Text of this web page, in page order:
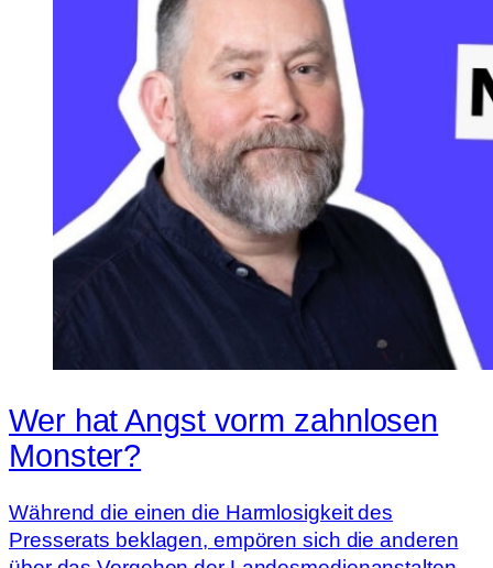
Wer hat Angst vorm zahnlosen
Monster?
Während die einen die Harmlosigkeit des
Presserats beklagen, empören sich die anderen